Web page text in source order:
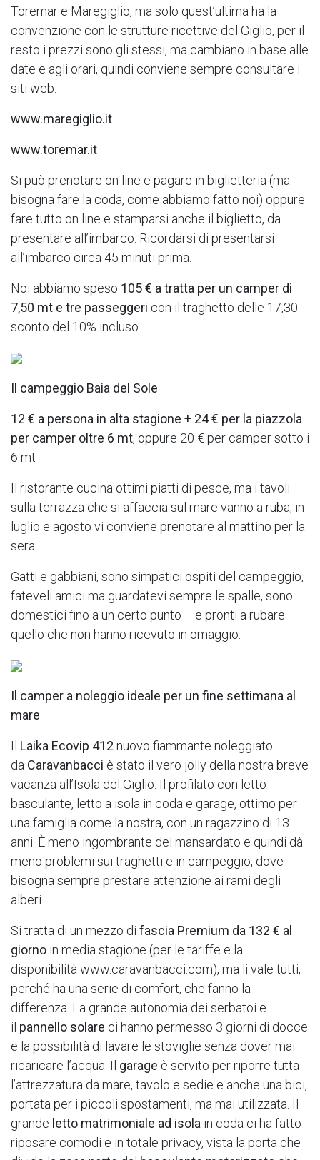
Toremar e Maregiglio, ma solo quest’ultima ha la
convenzione con le strutture ricettive del Giglio, per il
resto i prezzi sono gli stessi, ma cambiano in base alle
date e agli orari, quindi conviene sempre consultare i
siti web:
www.maregiglio.it
www.toremar.it
Si può prenotare on line e pagare in biglietteria (ma
bisogna fare la coda, come abbiamo fatto noi) oppure
fare tutto on line e stamparsi anche il biglietto, da
presentare all’imbarco. Ricordarsi di presentarsi
all’imbarco circa 45 minuti prima.
Noi abbiamo speso 105 € a tratta per un camper di
7,50 mt e tre passeggeri con il traghetto delle 17,30
sconto del 10% incluso.
Il campeggio Baia del Sole
12 € a persona in alta stagione + 24 € per la piazzola
per camper oltre 6 mt, oppure 20 € per camper sotto i
6 mt
Il ristorante cucina ottimi piatti di pesce, ma i tavoli
sulla terrazza che si affaccia sul mare vanno a ruba, in
luglio e agosto vi conviene prenotare al mattino per la
sera.
Gatti e gabbiani, sono simpatici ospiti del campeggio,
fateveli amici ma guardatevi sempre le spalle, sono
domestici fino a un certo punto … e pronti a rubare
quello che non hanno ricevuto in omaggio.
Il camper a noleggio ideale per un fine settimana al
mare
Il Laika Ecovip 412 nuovo fiammante noleggiato
da Caravanbacci è stato il vero jolly della nostra breve
vacanza all’Isola del Giglio. Il profilato con letto
basculante, letto a isola in coda e garage, ottimo per
una famiglia come la nostra, con un ragazzino di 13
anni. È meno ingombrante del mansardato e quindi dà
meno problemi sui traghetti e in campeggio, dove
bisogna sempre prestare attenzione ai rami degli
alberi.
Si tratta di un mezzo di fascia Premium da 132 € al
giorno in media stagione (per le tariffe e la
disponibilità www.caravanbacci.com), ma li vale tutti,
perché ha una serie di comfort, che fanno la
differenza. La grande autonomia dei serbatoi e
il pannello solare ci hanno permesso 3 giorni di docce
e la possibilità di lavare le stoviglie senza dover mai
ricaricare l’acqua. Il garage è servito per riporre tutta
l’attrezzatura da mare, tavolo e sedie e anche una bici,
portata per i piccoli spostamenti, ma mai utilizzata. Il
grande letto matrimoniale ad isola in coda ci ha fatto
riposare comodi e in totale privacy, vista la porta che